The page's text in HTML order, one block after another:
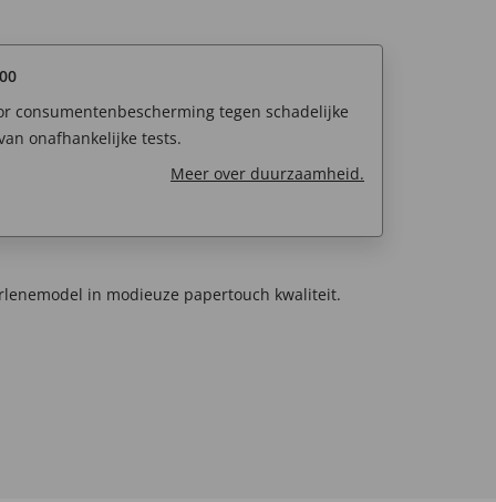
consumentenbescherming tegen schadelijke
onafhankelijke tests.
Meer over duurzaamheid.
in modieuze papertouch kwaliteit.